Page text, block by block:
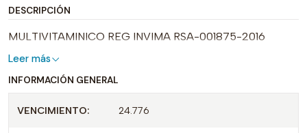
DESCRIPCIÓN
MULTIVITAMINICO REG INVIMA RSA-001875-2016
Leer más
INFORMACIÓN GENERAL
VENCIMIENTO: 24.776